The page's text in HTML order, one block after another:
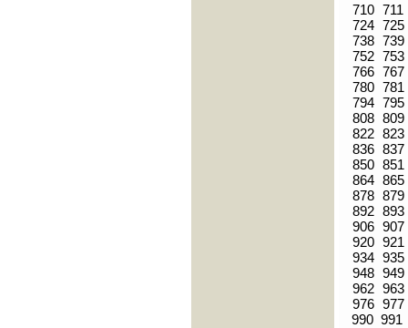
710 711
724 725
738 739
752 753
766 767
780 781
794 795
808 809
822 823
836 837
850 851
864 865
878 879
892 893
906 907
920 921
934 935
948 949
962 963
976 977
990 991